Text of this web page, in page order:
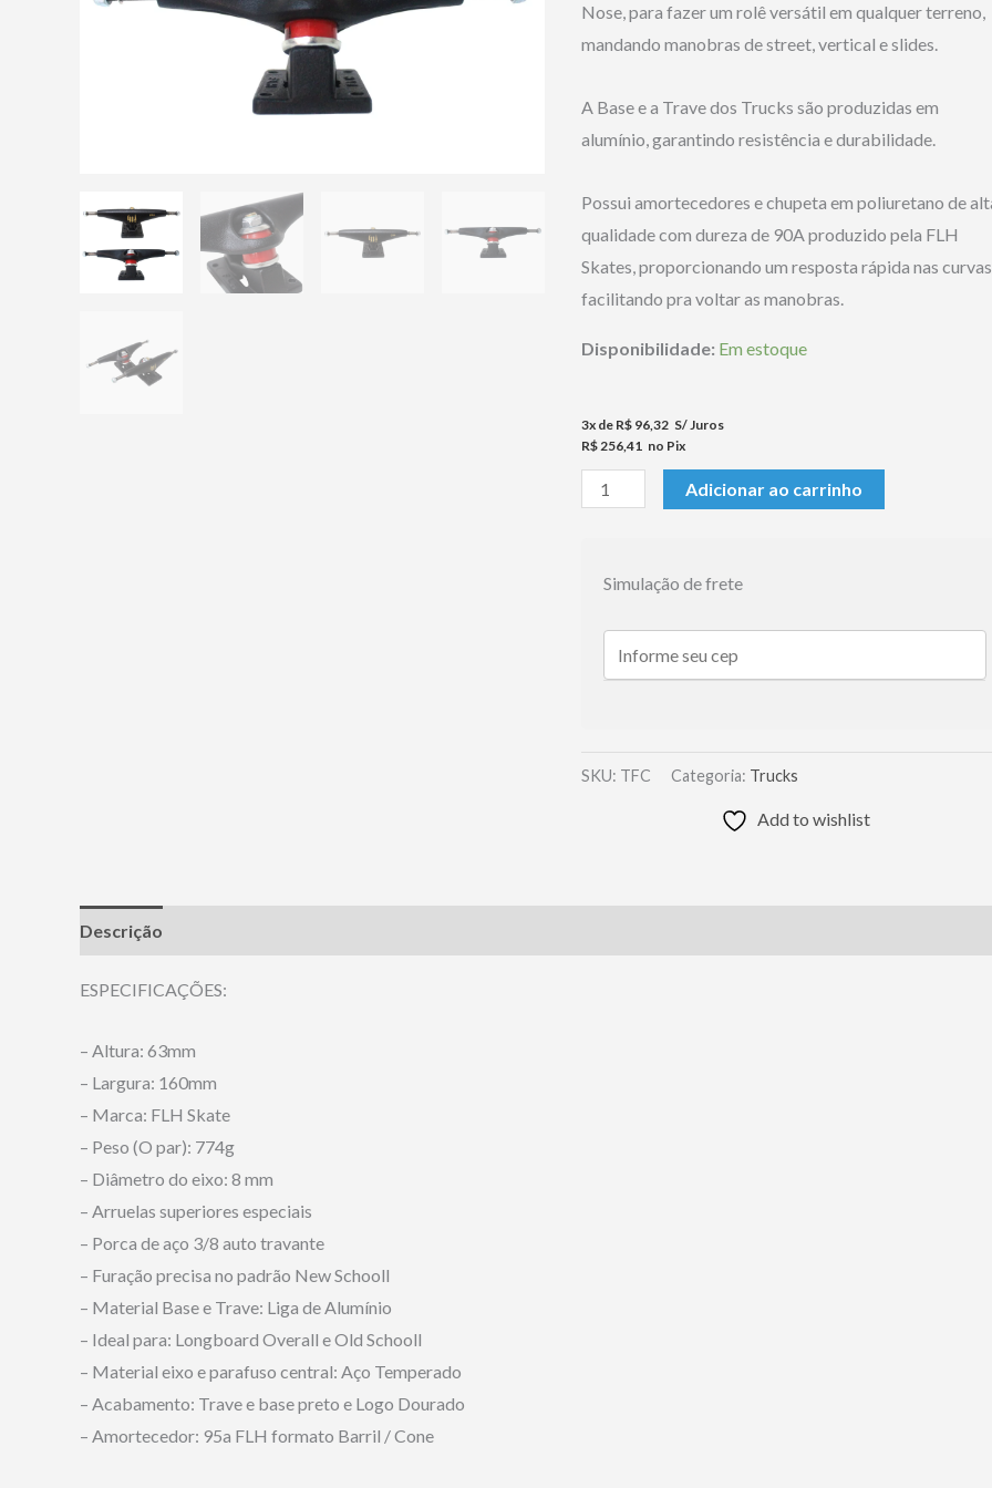
Nose, para fazer um rolê versátil em qualquer terreno,
mandando manobras de street, vertical e slides.
A Base e a Trave dos Trucks são produzidas em
alumínio, garantindo resistência e durabilidade.
Possui amortecedores e chupeta em poliuretano de
qualidade com dureza de 90A produzido pela FLH
Skates, proporcionando um resposta rápida nas
facilitando pra voltar as manobras.
Disponibilidade: Em estoque
3x de R$ 96,32 S/ Juros
R$ 256,41 no Pix
Truck
Preto
Vazado
quantidade
Adicionar ao carrinho
Simulação de frete
SKU: TFC Categoria: Trucks
Add to wishlist
Descrição
ESPECIFICAÇÕES:
– Altura: 63mm
– Largura: 160mm
– Marca: FLH Skate
– Peso (O par): 774g
– Diâmetro do eixo: 8 mm
– Arruelas superiores especiais
– Porca de aço 3/8 auto travante
– Furação precisa no padrão New Schooll
– Material Base e Trave: Liga de Alumínio
– Ideal para: Longboard Overall e Old Schooll
– Material eixo e parafuso central: Aço Temperado
– Acabamento: Trave e base preto e Logo Dourado
– Amortecedor: 95a FLH formato Barril / Cone